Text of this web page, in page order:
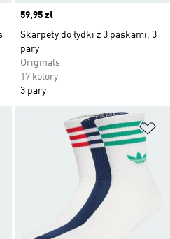
Price
59,95 zł
Skarpety do łydki z 3 paskami, 3
pary
Originals
17 kolory
3 pary
Dodaj do listy życzeń